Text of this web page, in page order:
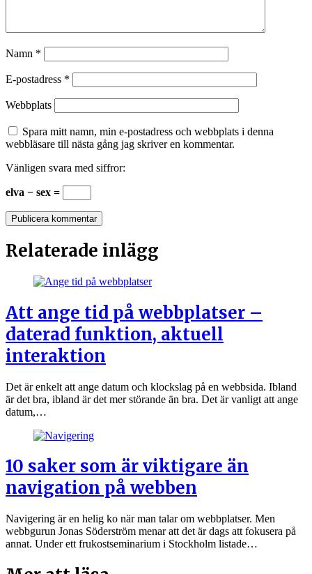
Namn *
E-postadress *
Webbplats
Spara mitt namn, min e-postadress och webbplats i denna
webbläsare till nästa gång jag skriver en kommentar.
Vänligen svara med siffror:
elva − sex =
Relaterade inlägg
Att ange tid på webbplatser –
daterad funktion, aktuell
interaktion
Det är enkelt att ange datum och klockslag på en webbsida. Ibland
är det bra, ibland är det mer störande än bra. Det är vanligt att ange
datum,…
10 saker som är viktigare än
navigation på webben
Navigering är en helig ko när man talar om webbplatser. Men
webbgurun Jonas Söderström menar att det är dags att fokusera på
annat. Under ett frukostseminarium i Stockholm listade…